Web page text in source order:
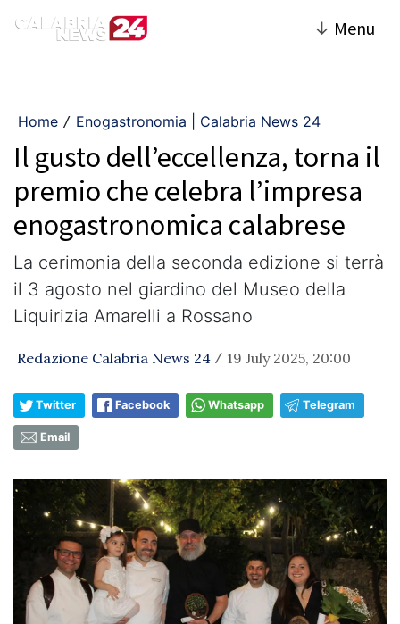
↓ Menu
Home / Enogastronomia | Calabria News 24
Il gusto dell’eccellenza, torna il
premio che celebra l’impresa
enogastronomica calabrese
La cerimonia della seconda edizione si terrà
il 3 agosto nel giardino del Museo della
Liquirizia Amarelli a Rossano
Redazione Calabria News 24 / 19 July 2025, 20:00
Twitter Facebook Whatsapp Telegram
Email